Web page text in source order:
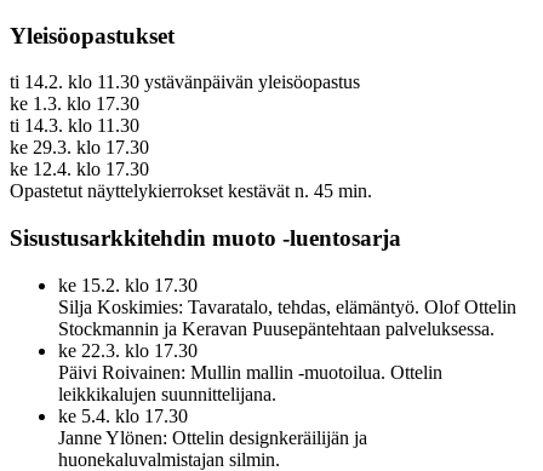
Yleisöopastukset
ti 14.2. klo 11.30 ystävänpäivän yleisöopastus
ke 1.3. klo 17.30
ti 14.3. klo 11.30
ke 29.3. klo 17.30
ke 12.4. klo 17.30
Opastetut näyttelykierrokset kestävät n. 45 min.
Sisustusarkkitehdin muoto -luentosarja
ke 15.2. klo 17.30
Silja Koskimies: Tavaratalo, tehdas, elämäntyö. Olof Ottelin
Stockmannin ja Keravan Puusepäntehtaan palveluksessa.
ke 22.3. klo 17.30
Päivi Roivainen: Mullin mallin -muotoilua. Ottelin
leikkikalujen suunnittelijana.
ke 5.4. klo 17.30
Janne Ylönen: Ottelin designkeräilijän ja
huonekaluvalmistajan silmin.